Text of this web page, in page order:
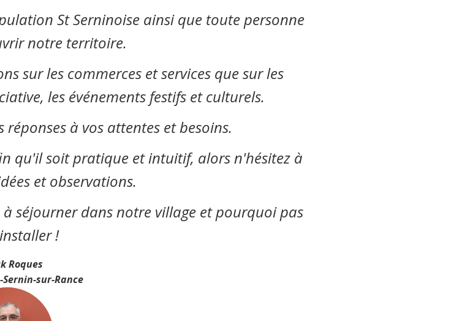
St Serninoise ainsi que toute personne
notre territoire.
sur les commerces et services que sur les
les événements festifs et culturels.
à vos attentes et besoins.
qu'il soit pratique et intuitif, alors n'hésitez à
et observations.
séjourner dans notre village et pourquoi pas
!
Roques
sur-Rance